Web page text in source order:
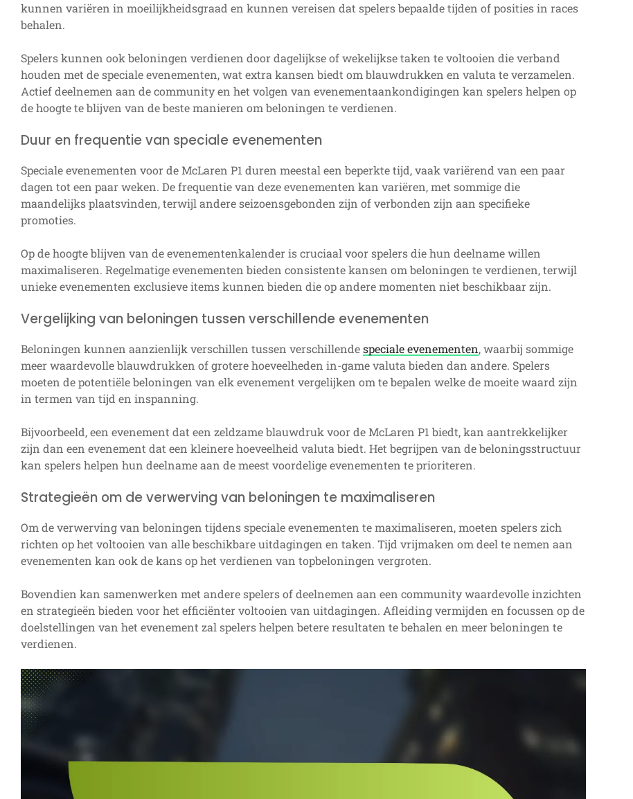
kunnen variëren in moeilijkheidsgraad en kunnen vereisen dat spelers bepaalde tijden of posities in races
behalen.
Spelers kunnen ook beloningen verdienen door dagelijkse of wekelijkse taken te voltooien die verband
houden met de speciale evenementen, wat extra kansen biedt om blauwdrukken en valuta te verzamelen.
Actief deelnemen aan de community en het volgen van evenementaankondigingen kan spelers helpen op
de hoogte te blijven van de beste manieren om beloningen te verdienen.
Duur en frequentie van speciale evenementen
Speciale evenementen voor de McLaren P1 duren meestal een beperkte tijd, vaak variërend van een paar
dagen tot een paar weken. De frequentie van deze evenementen kan variëren, met sommige die
maandelijks plaatsvinden, terwijl andere seizoensgebonden zijn of verbonden zijn aan specifieke
promoties.
Op de hoogte blijven van de evenementenkalender is cruciaal voor spelers die hun deelname willen
maximaliseren. Regelmatige evenementen bieden consistente kansen om beloningen te verdienen, terwijl
unieke evenementen exclusieve items kunnen bieden die op andere momenten niet beschikbaar zijn.
Vergelijking van beloningen tussen verschillende evenementen
Beloningen kunnen aanzienlijk verschillen tussen verschillendespeciale evenementen, waarbij sommige
meer waardevolle blauwdrukken of grotere hoeveelheden in-game valuta bieden dan andere. Spelers
moeten de potentiële beloningen van elk evenement vergelijken om te bepalen welke de moeite waard zijn
in termen van tijd en inspanning.
Bijvoorbeeld, een evenement dat een zeldzame blauwdruk voor de McLaren P1 biedt, kan aantrekkelijker
zijn dan een evenement dat een kleinere hoeveelheid valuta biedt. Het begrijpen van de beloningsstructuur
kan spelers helpen hun deelname aan de meest voordelige evenementen te prioriteren.
Strategieën om de verwerving van beloningen te maximaliseren
Om de verwerving van beloningen tijdens speciale evenementen te maximaliseren, moeten spelers zich
richten op het voltooien van alle beschikbare uitdagingen en taken. Tijd vrijmaken om deel te nemen aan
evenementen kan ook de kans op het verdienen van topbeloningen vergroten.
Bovendien kan samenwerken met andere spelers of deelnemen aan een community waardevolle inzichten
en strategieën bieden voor het efficiënter voltooien van uitdagingen. Afleiding vermijden en focussen op de
doelstellingen van het evenement zal spelers helpen betere resultaten te behalen en meer beloningen te
verdienen.